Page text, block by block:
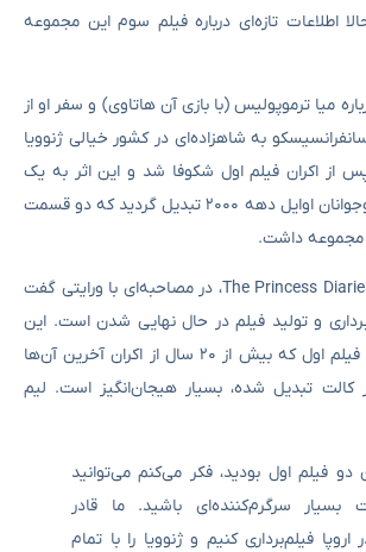
اطلاعات تازه‌ای درباره فیلم سوم این مجموعه
میا ترموپولیس (با بازی آن هاتاوی) و سفر او از
به شاهزاده‌ای در کشور خیالی ژنوویا
از اکران فیلم اول شکوفا شد و این اثر به یک
«افسانه مدرن» برای نوجوانان اوایل دهه ۲۰۰۰ تبدیل گردید که دو قسمت
مجموعه داشت.
آدل لیم، کارگردان The Princess Diaries 3، در مصاحبه‌ای با ورایتی گفت
و تولید فیلم در حال نهایی شدن است. این
خبر برای طرفداران دو فیلم اول که بیش از ۲۰ سال از اکران آخرین آن‌ها
تبدیل شده، بسیار هیجان‌انگیز است. لیم
دو فیلم اول بودید، فکر می‌کنم می‌توانید
بسیار سرگرم‌کننده‌ای باشید. ما قادر
فیلم‌برداری کنیم و ژنوویا را با تمام